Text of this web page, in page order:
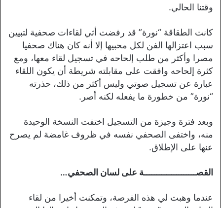
وقتنا الحالي.
كانت الطقاقة “نورة” قد رفضت أثي لقاءات صحفية لتبيين
سبب اعتزالها الفن لكل محبيها إلا أنه كان هناك صحفيا
مصرا وأكثر من طلب إلحاحه في تسجيل لقاء معها، ومع
كثرة إلحاحه وافقت على مقابلته شريطة أن يكون اللقاء
عبارة عن تسجيل صوتي وليس أكثر من ذلك، حذرته
“نورة” من خطورة ما يفعله لكنه أصر.
وبعد فترة وجيزة من التسجيل اختفت النسخة الوحيدة
منه، واختفى الصحفي نفسه في ظروف غامضة لم يصرح
عنها على الإطلاق.
القصـــــــــــــــــــــة على لسان الصحفي…
عندما وهبت لي هذه الفرصة، وتمكنت أخيرا من لقاء